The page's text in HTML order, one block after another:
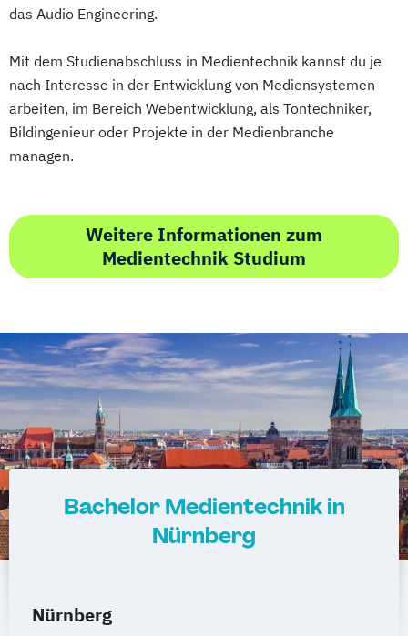
das Audio Engineering.
Mit dem Studienabschluss in Medientechnik kannst du je
nach Interesse in der Entwicklung von Mediensystemen
arbeiten, im Bereich Webentwicklung, als Tontechniker,
Bildingenieur oder Projekte in der Medienbranche
managen.
Weitere Informationen zum
Medientechnik Studium
Bachelor Medientechnik in
Nürnberg
Nürnberg